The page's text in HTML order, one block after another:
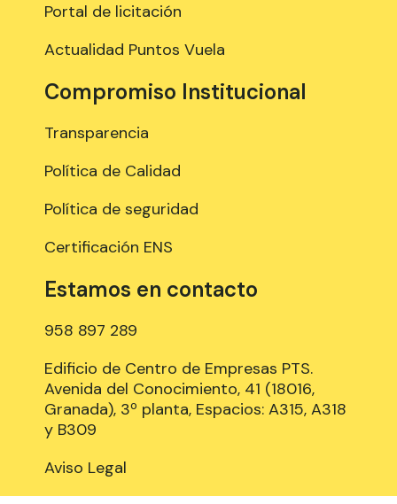
Portal de licitación
Actualidad Puntos Vuela
Compromiso Institucional
Transparencia
Política de Calidad
Política de seguridad
Certificación ENS
Estamos en contacto
958 897 289
Edificio de Centro de Empresas PTS.
Avenida del Conocimiento, 41 (18016,
Granada), 3º planta, Espacios: A315, A318
y B309
Aviso Legal